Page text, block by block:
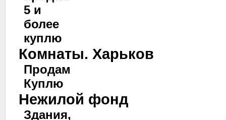
5 и
более
куплю
Комнаты. Харьков
Продам
Куплю
Нежилой фонд
Здания,